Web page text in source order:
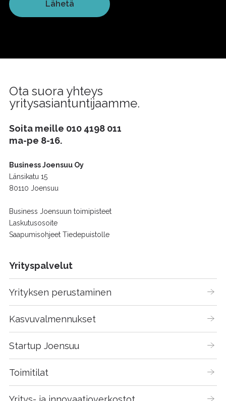
Ota suora yhteys
yritysasiantuntijaamme.
Soita meille 010 4198 011
ma-pe 8-16.
Business Joensuu Oy
Länsikatu 15
80110 Joensuu
Business Joensuun toimipisteet
Laskutusosoite
Saapumisohjeet Tiedepuistolle
Yrityspalvelut
Yrityksen perustaminen
Kasvuvalmennukset
Startup Joensuu
Toimitilat